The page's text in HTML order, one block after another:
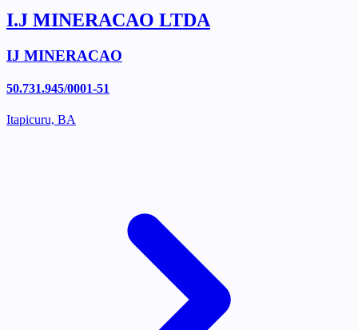
I.J MINERACAO LTDA
IJ MINERACAO
50.731.945/0001-51
Itapicuru, BA